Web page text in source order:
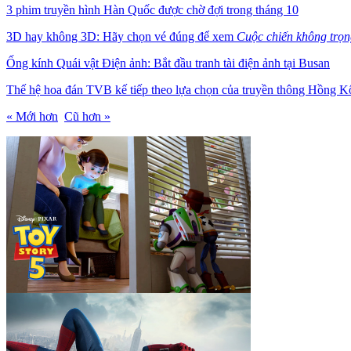
3 phim truyền hình Hàn Quốc được chờ đợi trong tháng 10
3D hay không 3D: Hãy chọn vé đúng để xem Cuộc chiến không
Ống kính Quái vật Điện ảnh: Bắt đầu tranh tài điện ảnh tại Busan
Thế hệ hoa đán TVB kế tiếp theo lựa chọn của truyền thông Hồng
« Mới hơn Cũ hơn »